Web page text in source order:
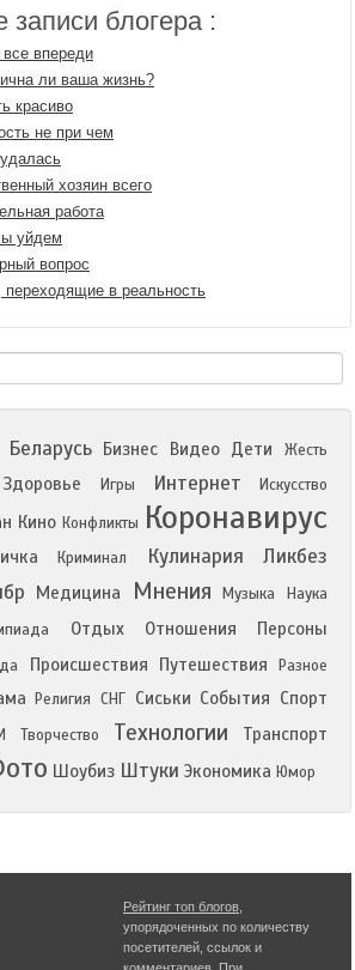
блогера :
впереди
ли ваша жизнь?
красиво
не при чем
хозяин всего
работа
уйдем
вопрос
в реальность
Беларусь Бизнес Видео Дети
Жесть
Здоровье Игры Интернет Искусство
Кино Конфликты Коронавирус
Криминал Кулинария Ликбез
Медицина Мнения Музыка Наука
Отдых Отношения Персоны
Происшествия Путешествия
Разное
Религия СНГ Сиськи События Спорт
Творчество Технологии Транспорт
Шоубиз Штуки Экономика Юмор
Рейтинг топ блогов
упорядоченных по количеству
посетителей, ссылок и